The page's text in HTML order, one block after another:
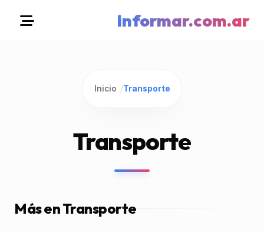
informar.com.ar
Inicio /Transporte
Transporte
Más en Transporte